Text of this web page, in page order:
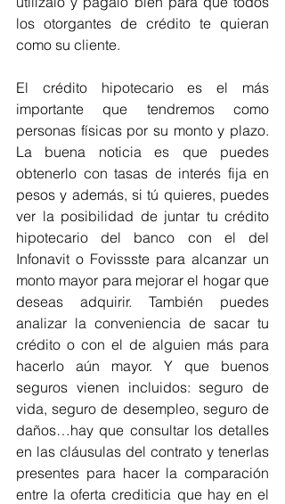
los otorgantes de crédito te quieran
como su cliente.
El crédito hipotecario es el más
importante que tendremos como
personas físicas por su monto y plazo.
La buena noticia es que puedes
obtenerlo con tasas de interés fija en
pesos y además, si tú quieres, puedes
ver la posibilidad de juntar tu crédito
hipotecario del banco con el del
Infonavit o Fovissste para alcanzar un
monto mayor para mejorar el hogar que
deseas adquirir. También puedes
analizar la conveniencia de sacar tu
crédito o con el de alguien más para
hacerlo aún mayor. Y que buenos
seguros vienen incluidos: seguro de
vida, seguro de desempleo, seguro de
daños…hay que consultar los detalles
en las cláusulas del contrato y tenerlas
presentes para hacer la comparación
entre la oferta crediticia que hay en el